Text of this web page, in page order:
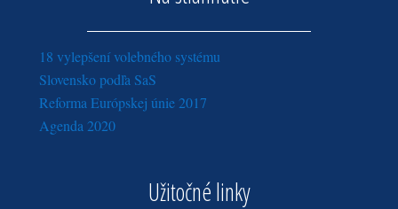
18 vylepšení volebného systému
Slovensko podľa SaS
Reforma Európskej únie 2017
Agenda 2020
Užitočné linky